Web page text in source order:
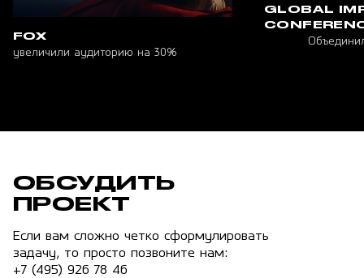
FOX
увеличили аудиторию на 30%
GLOBAL
ОБСУДИТЬ
ПРОЕКТ
Если вам сложно четко сформулировать
задачу, то просто позвоните нам:
+7 (495) 926 78 46